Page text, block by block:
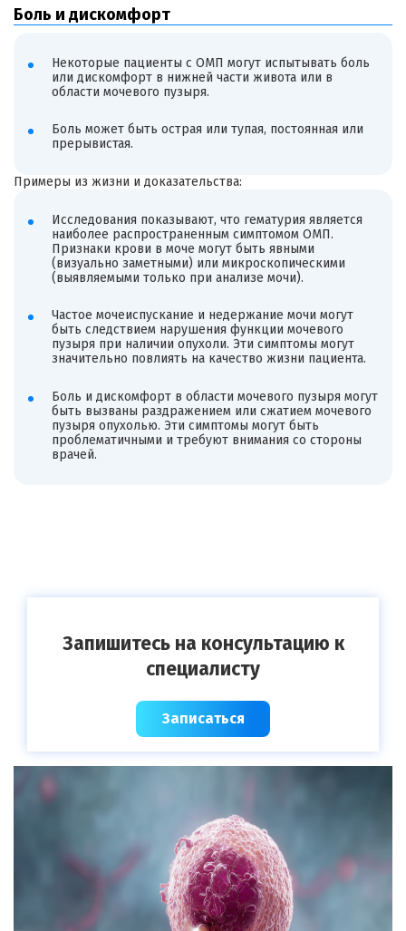
Боль и дискомфорт
Некоторые пациенты с ОМП могут испытывать боль
или дискомфорт в нижней части живота или в
области мочевого пузыря.
Боль может быть острая или тупая, постоянная или
прерывистая.
Примеры из жизни и доказательства:
Исследования показывают, что гематурия является
наиболее распространенным симптомом ОМП.
Признаки крови в моче могут быть явными
(визуально заметными) или микроскопическими
(выявляемыми только при анализе мочи).
Частое мочеиспускание и недержание мочи могут
быть следствием нарушения функции мочевого
пузыря при наличии опухоли. Эти симптомы могут
значительно повлиять на качество жизни пациента.
Боль и дискомфорт в области мочевого пузыря могут
быть вызваны раздражением или сжатием мочевого
пузыря опухолью. Эти симптомы могут быть
проблематичными и требуют внимания со стороны
врачей.
Запишитесь на консультацию к
специалисту
Записаться